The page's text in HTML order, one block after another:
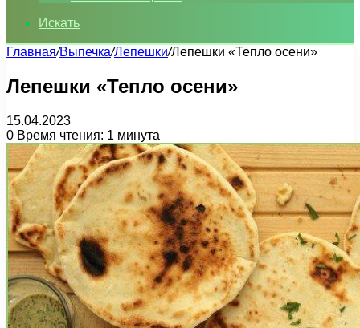
Искать
Главная/Выпечка/Лепешки/Лепешки «Тепло осени»
Лепешки «Тепло осени»
15.04.2023
0 Время чтения: 1 минута